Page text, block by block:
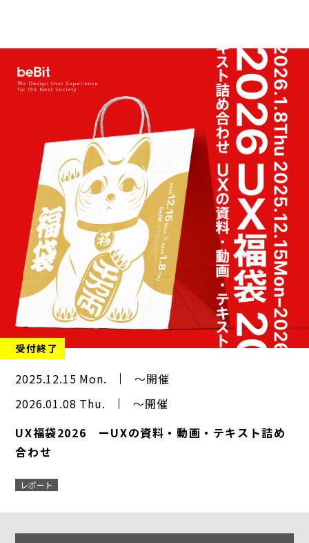
受付終了
2025.12.15 Mon.
～開催
2026.01.08 Thu.
～開催
UX福袋2026 ーUXの資料・動画・テキスト詰め
合わせ
レポート